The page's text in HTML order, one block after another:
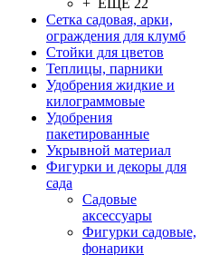
+ ЕЩЕ 22
Сетка садовая, арки,
ограждения для клумб
Стойки для цветов
Теплицы, парники
Удобрения жидкие и
килограммовые
Удобрения
пакетированные
Укрывной материал
Фигурки и декоры для
сада
Садовые
аксессуары
Фигурки садовые,
фонарики